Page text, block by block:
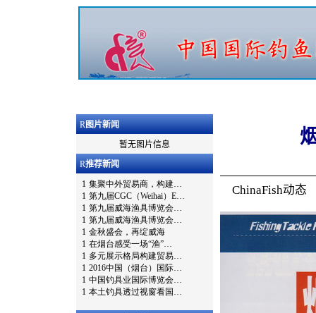
R图片新闻
暂无图片信息
R推荐新闻
ChinaFish动